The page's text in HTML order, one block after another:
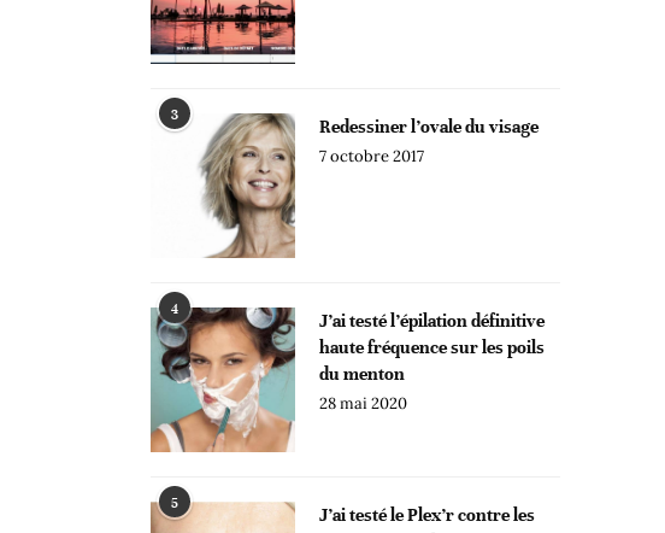
3
Redessiner l’ovale du visage
7 octobre 2017
4
J’ai testé l’épilation définitive
haute fréquence sur les poils
du menton
28 mai 2020
5
J’ai testé le Plex’r contre les